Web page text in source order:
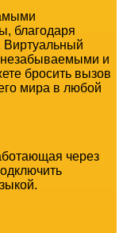
благодаря
Виртуальный
и
бросить вызов
мира в любой
через